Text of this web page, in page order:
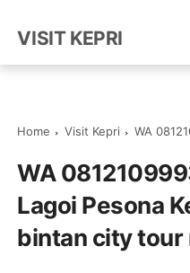
VISIT KEPRI
Home Visit Kepri WA 081210999347
WA
Lagoi Pesona
bintan city tour